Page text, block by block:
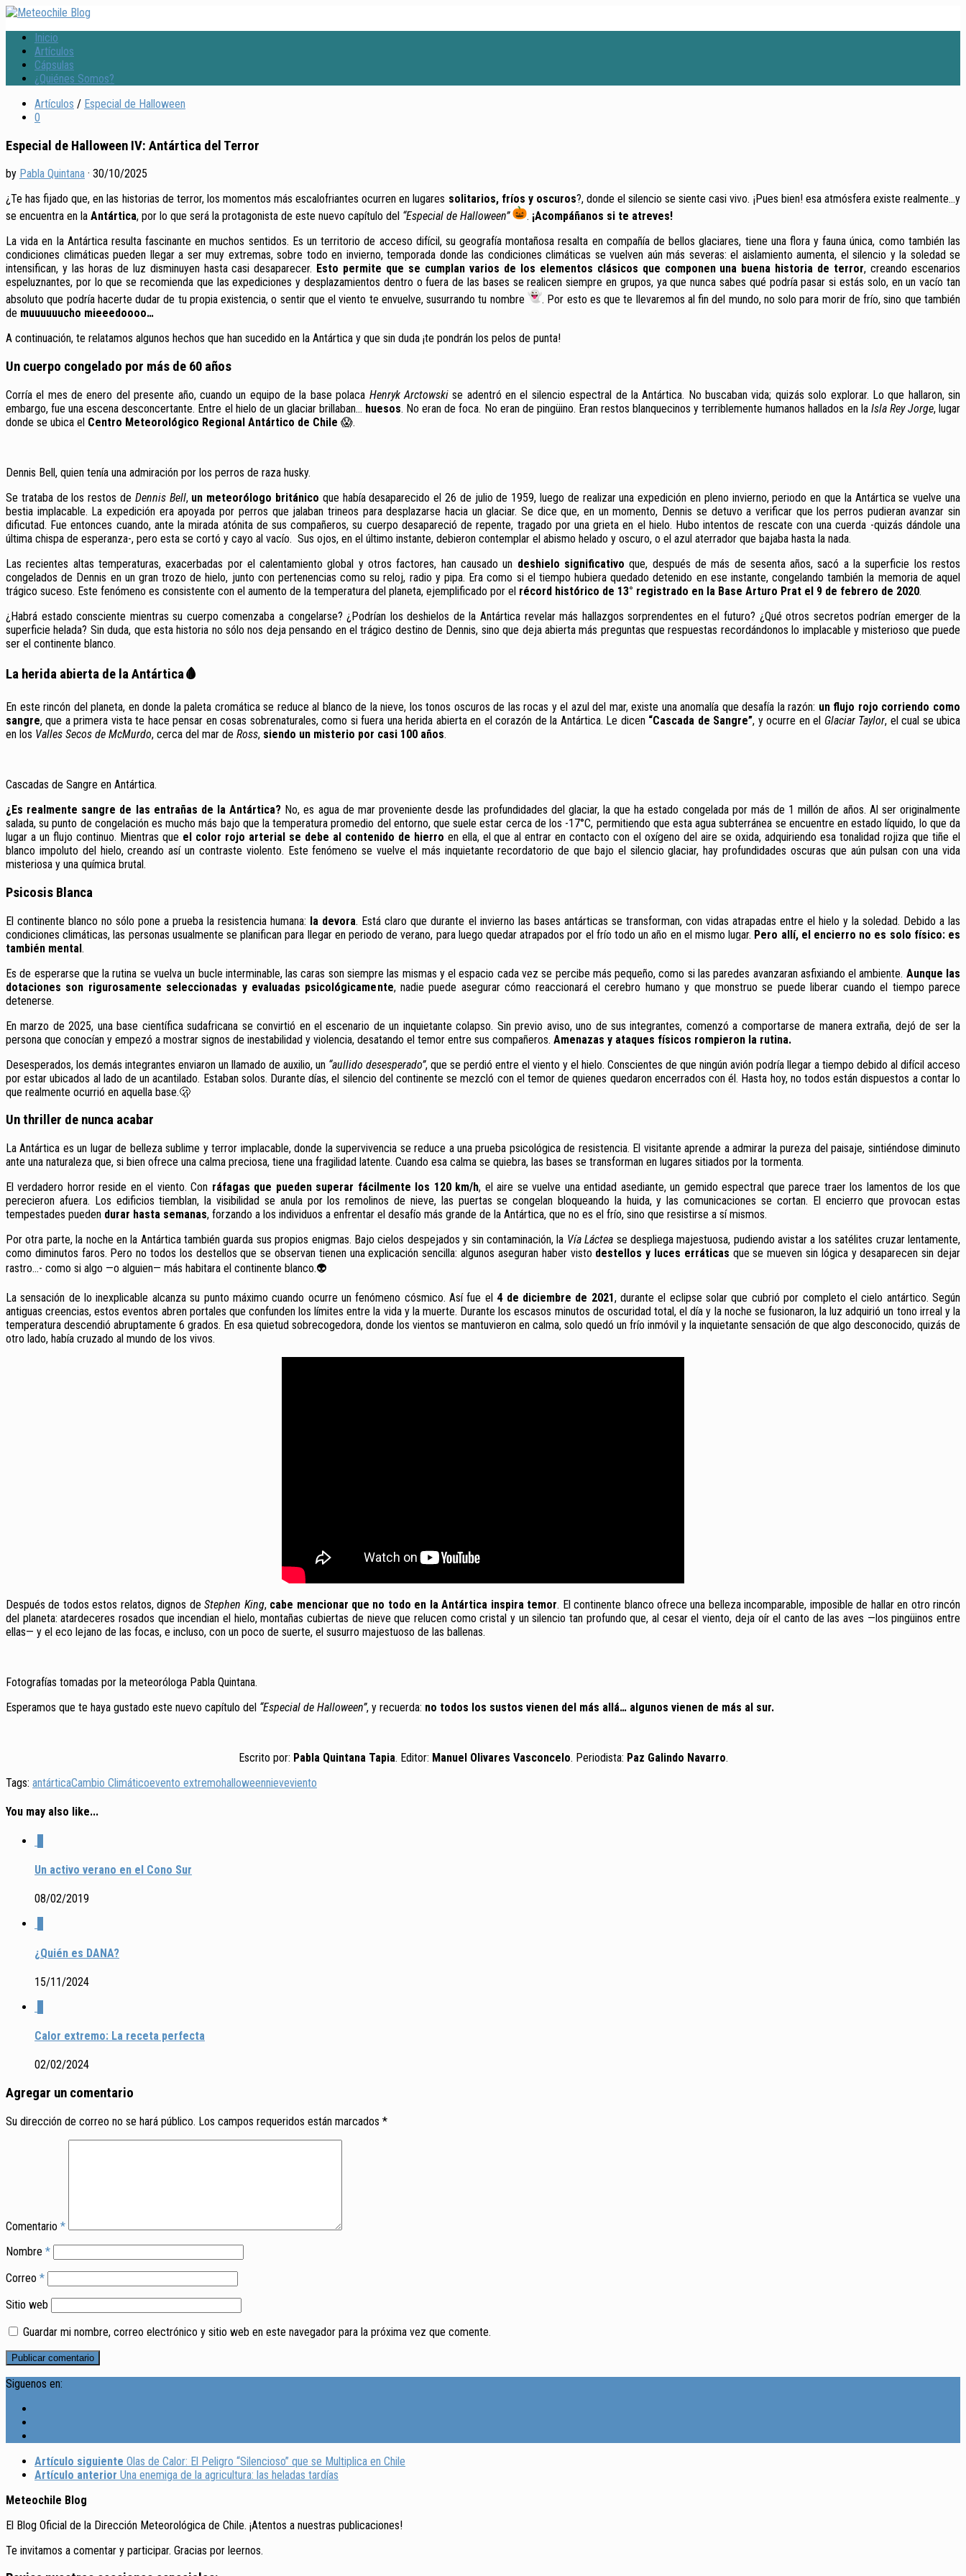
Inicio
Artículos
Cápsulas
¿Quiénes Somos?
Artículos / Especial de Halloween
0
Especial de Halloween IV: Antártica del Terror
by Pabla Quintana · 30/10/2025
¿Te has fijado que, en las historias de terror, los momentos más escalofriantes ocurren en lugares solitarios, fríos y oscuros?, donde el silencio se siente casi vivo. ¡Pues bien! esa atmósfera existe realmente…y
se encuentra en la Antártica, por lo que será la protagonista de este nuevo capítulo del “Especial de Halloween” . ¡Acompáñanos si te atreves!
La vida en la Antártica resulta fascinante en muchos sentidos. Es un territorio de acceso difícil, su geografía montañosa resalta en compañía de bellos glaciares, tiene una flora y fauna única, como también las
condiciones climáticas pueden llegar a ser muy extremas, sobre todo en invierno, temporada donde las condiciones climáticas se vuelven aún más severas: el aislamiento aumenta, el silencio y la soledad se
intensifican, y las horas de luz disminuyen hasta casi desaparecer. Esto permite que se cumplan varios de los elementos clásicos que componen una buena historia de terror, creando escenarios
espeluznantes, por lo que se recomienda que las expediciones y desplazamientos dentro o fuera de las bases se realicen siempre en grupos, ya que nunca sabes qué podría pasar si estás solo, en un vacío tan
absoluto que podría hacerte dudar de tu propia existencia, o sentir que el viento te envuelve, susurrando tu nombre
. Por esto es que te llevaremos al fin del mundo, no solo para morir de frío, sino que también
de muuuuuucho mieeedoooo…
A continuación, te relatamos algunos hechos que han sucedido en la Antártica y que sin duda ¡te pondrán los pelos de punta!
Un cuerpo congelado por más de 60 años
Corría el mes de enero del presente año, cuando un equipo de la base polaca Henryk Arctowskise adentró en el silencio espectral de la Antártica. No buscaban vida; quizás solo explorar. Lo que hallaron, sin
embargo, fue una escena desconcertante. Entre el hielo de un glaciar brillaban… huesos. No eran de foca. No eran de pingüino. Eran restos blanquecinos y terriblemente humanos hallados en la Isla Rey Jorge, lugar
donde se ubica el Centro Meteorológico Regional Antártico de Chile 😱.
Dennis Bell, quien tenía una admiración por los perros de raza husky.
Se trataba de los restos de Dennis Bell,un meteorólogo británico que había desaparecido el 26 de julio de 1959, luego de realizar una expedición en pleno invierno, periodo en que la Antártica se vuelve una
bestia implacable. La expedición era apoyada por perros que jalaban trineos para desplazarse hacia un glaciar. Se dice que, en un momento, Dennis se detuvo a verificar que los perros pudieran avanzar sin
dificutad. Fue entonces cuando, ante la mirada atónita de sus compañeros, su cuerpo desapareció de repente, tragado por una grieta en el hielo. Hubo intentos de rescate con una cuerda -quizás dándole una
última chispa de esperanza-, pero esta se cortó y cayo al vacío. Sus ojos, en el último instante, debieron contemplar el abismo helado y oscuro, o el azul aterrador que bajaba hasta la nada.
Las recientes altas temperaturas, exacerbadas por el calentamiento global y otros factores, han causado un deshielo significativo que, después de más de sesenta años, sacó a la superficie los restos
congelados de Dennis en un gran trozo de hielo, junto con pertenencias como su reloj, radio y pipa. Era como si el tiempo hubiera quedado detenido en ese instante, congelando también la memoria de aquel
trágico suceso. Este fenómeno es consistente con el aumento de la temperatura del planeta, ejemplificado por el récord histórico de 13° registrado en la Base Arturo Prat el 9 de febrero de 2020.
¿Habrá estado consciente mientras su cuerpo comenzaba a congelarse? ¿Podrían los deshielos de la Antártica revelar más hallazgos sorprendentes en el futuro? ¿Qué otros secretos podrían emerger de la
superficie helada? Sin duda, que esta historia no sólo nos deja pensando en el trágico destino de Dennis, sino que deja abierta más preguntas que respuestas recordándonos lo implacable y misterioso que puede
ser el continente blanco.
La herida abierta de la Antártica🩸
En este rincón del planeta, en donde la paleta cromática se reduce al blanco de la nieve, los tonos oscuros de las rocas y el azul del mar, existe una anomalía que desafía la razón: un flujo rojo corriendo como
sangre, que a primera vista te hace pensar en cosas sobrenaturales, como si fuera una herida abierta en el corazón de la Antártica. Le dicen “Cascada de Sangre”, y ocurre en el Glaciar Taylor, el cual se ubica
en los Valles Secos de McMurdo, cerca del mar de Ross, siendo un misterio por casi 100 años.
Cascadas de Sangre en Antártica.
¿Es realmente sangre de las entrañas de la Antártica? No, es agua de mar proveniente desde las profundidades del glaciar, la que ha estado congelada por más de 1 millón de años. Al ser originalmente
salada, su punto de congelación es mucho más bajo que la temperatura promedio del entorno, que suele estar cerca de los -17°C, permitiendo que esta agua subterránea se encuentre en estado líquido, lo que da
lugar a un flujo continuo. Mientras que el color rojo arterial se debe al contenido de hierro en ella, el que al entrar en contacto con el oxígeno del aire se oxida, adquiriendo esa tonalidad rojiza que tiñe el
blanco impoluto del hielo, creando así un contraste violento. Este fenómeno se vuelve el más inquietante recordatorio de que bajo el silencio glaciar, hay profundidades oscuras que aún pulsan con una vida
misteriosa y una química brutal.
Psicosis Blanca
El continente blanco no sólo pone a prueba la resistencia humana: la devora. Está claro que durante el invierno las bases antárticas se transforman, con vidas atrapadas entre el hielo y la soledad. Debido a las
condiciones climáticas, las personas usualmente se planifican para llegar en periodo de verano, para luego quedar atrapados por el frío todo un año en el mismo lugar. Pero allí, el encierro no es solo físico: es
también mental.
Es de esperarse que la rutina se vuelva un bucle interminable, las caras son siempre las mismas y el espacio cada vez se percibe más pequeño, como si las paredes avanzaran asfixiando el ambiente. Aunque las
dotaciones son rigurosamente seleccionadas y evaluadas psicológicamente, nadie puede asegurar cómo reaccionará el cerebro humano y que monstruo se puede liberar cuando el tiempo parece
detenerse.
En marzo de 2025, una base científica sudafricana se convirtió en el escenario de un inquietante colapso. Sin previo aviso, uno de sus integrantes, comenzó a comportarse de manera extraña, dejó de ser la
persona que conocían y empezó a mostrar signos de inestabilidad y violencia, desatando el temor entre sus compañeros. Amenazas y ataques físicos rompieron la rutina.
Desesperados, los demás integrantes enviaron un llamado de auxilio, un “aullido desesperado”, que se perdió entre el viento y el hielo. Conscientes de que ningún avión podría llegar a tiempo debido al difícil acceso
por estar ubicados al lado de un acantilado. Estaban solos. Durante días, el silencio del continente se mezcló con el temor de quienes quedaron encerrados con él. Hasta hoy, no todos están dispuestos a contar lo
que realmente ocurrió en aquella base.🫢
Un thriller de nunca acabar
La Antártica es un lugar de belleza sublime y terror implacable, donde la supervivencia se reduce a una prueba psicológica de resistencia. El visitante aprende a admirar la pureza del paisaje, sintiéndose diminuto
ante una naturaleza que, si bien ofrece una calma preciosa, tiene una fragilidad latente. Cuando esa calma se quiebra, las bases se transforman en lugares sitiados por la tormenta.
El verdadero horror reside en el viento. Con ráfagas que pueden superar fácilmente los 120 km/h, el aire se vuelve una entidad asediante, un gemido espectral que parece traer los lamentos de los que
perecieron afuera. Los edificios tiemblan, la visibilidad se anula por los remolinos de nieve, las puertas se congelan bloqueando la huida, y las comunicaciones se cortan. El encierro que provocan estas
tempestades pueden durar hasta semanas, forzando a los individuos a enfrentar el desafío más grande de la Antártica, que no es el frío, sino que resistirse a sí mismos.
Por otra parte, la noche en la Antártica también guarda sus propios enigmas. Bajo cielos despejados y sin contaminación, la Vía Láctea se despliega majestuosa, pudiendo avistar a los satélites cruzar lentamente,
como diminutos faros. Pero no todos los destellos que se observan tienen una explicación sencilla: algunos aseguran haber visto destellos y luces erráticas que se mueven sin lógica y desaparecen sin dejar
rastro…- como si algo —o alguien— más habitara el continente blanco.👽
La sensación de lo inexplicable alcanza su punto máximo cuando ocurre un fenómeno cósmico. Así fue el 4 de diciembre de 2021, durante el eclipse solar que cubrió por completo el cielo antártico. Según
antiguas creencias, estos eventos abren portales que confunden los límites entre la vida y la muerte. Durante los escasos minutos de oscuridad total, el día y la noche se fusionaron, la luz adquirió un tono irreal y la
temperatura descendió abruptamente 6 grados. En esa quietud sobrecogedora, donde los vientos se mantuvieron en calma, solo quedó un frío inmóvil y la inquietante sensación de que algo desconocido, quizás de
otro lado, había cruzado al mundo de los vivos.
Después de todos estos relatos, dignos deStephen King, cabe mencionar que no todo en la Antártica inspira temor. El continente blanco ofrece una belleza incomparable, imposible de hallar en otro rincón
del planeta: atardeceres rosados que incendian el hielo, montañas cubiertas de nieve que relucen como cristal y un silencio tan profundo que, al cesar el viento, deja oír el canto de las aves —los pingüinos entre
ellas— y el eco lejano de las focas, e incluso, con un poco de suerte, el susurro majestuoso de las ballenas.
Fotografías tomadas por la meteoróloga Pabla Quintana.
Esperamos que te haya gustado este nuevo capítulo del “Especial de Halloween”, y recuerda: no todos los sustos vienen del más allá… algunos vienen de más al sur.
Escrito por: Pabla Quintana Tapia. Editor: Manuel Olivares Vasconcelo. Periodista: Paz Galindo Navarro.
Tags: antárticaCambio Climáticoevento extremohalloweennieveviento
You may also like...
Un activo verano en el Cono Sur
08/02/2019
¿Quién es DANA?
15/11/2024
Calor extremo: La receta perfecta
02/02/2024
Agregar un comentario
Su dirección de correo no se hará público. Los campos requeridos están marcados *
Comentario *
Nombre *
Correo *
Sitio web
Guardar mi nombre, correo electrónico y sitio web en este navegador para la próxima vez que comente.
Siguenos en:
Artículo siguiente Olas de Calor: El Peligro “Silencioso” que se Multiplica en Chile
Artículo anterior Una enemiga de la agricultura: las heladas tardías
Meteochile Blog
El Blog Oficial de la Dirección Meteorológica de Chile. ¡Atentos a nuestras publicaciones!
Te invitamos a comentar y participar. Gracias por leernos.